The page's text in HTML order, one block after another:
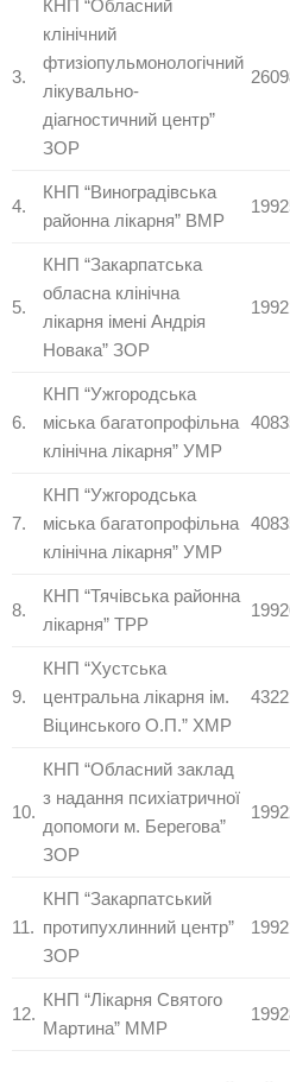
3.
КНП “Обласний
клінічний
фтизіопульмонологічний
лікувально-
діагностичний центр”
ЗОР
4.
КНП “Виноградівська
районна лікарня” ВМР
5.
КНП “Закарпатська
обласна клінічна
лікарня імені Андрія
Новака” ЗОР
6.
КНП “Ужгородська
міська багатопрофільна
клінічна лікарня” УМР
7.
КНП “Ужгородська
міська багатопрофільна
клінічна лікарня” УМР
8.
КНП “Тячівська районна
лікарня” ТРР
9.
КНП “Хустська
центральна лікарня ім.
Віцинського О.П.” ХМР
10.
КНП “Обласний заклад
з надання психіатричної
допомоги м. Берегова”
ЗОР
11.
КНП “Закарпатський
протипухлинний центр”
ЗОР
12.
КНП “Лікарня Святого
Мартина” ММР